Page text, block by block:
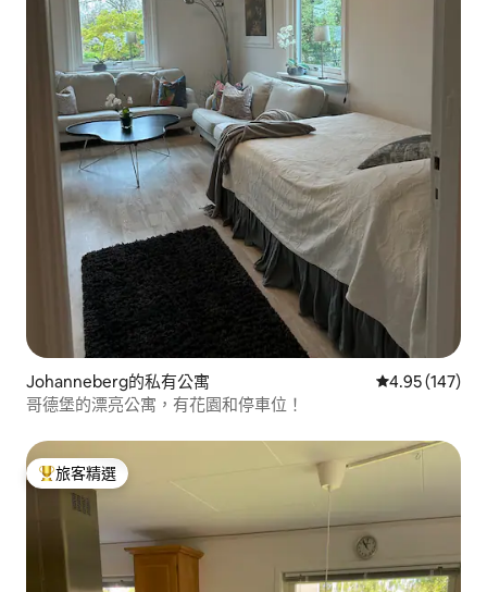
Johanneberg的私有公寓 從 147 則評價
4.95 (147)
哥德堡的漂亮公寓，有花園和停車位！
旅客精選榜首
旅客精選